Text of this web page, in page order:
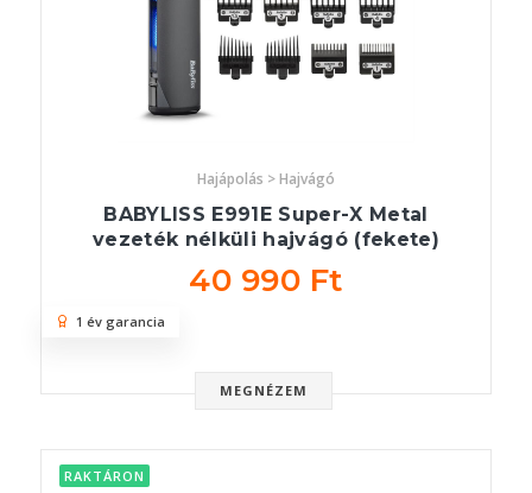
Hajápolás > Hajvágó
BABYLISS E991E Super-X Metal
vezeték nélküli hajvágó (fekete)
40 990 Ft
MEGNÉZEM
1 év garancia
RAKTÁRON